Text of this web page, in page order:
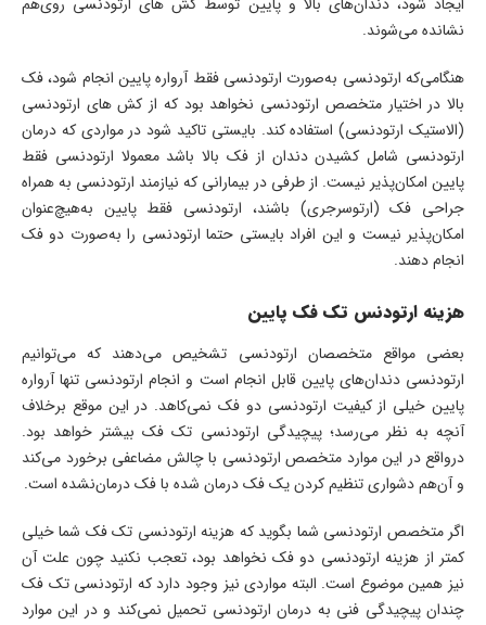
نشانده می‌شوند.
هنگامی‌که ارتودنسی به‌صورت ارتودنسی فقط آرواره پایین انجام شود، فک
بالا در اختیار متخصص ارتودنسی نخواهد بود که از کش های ارتودنسی
(الاستیک ارتودنسی) استفاده کند. بایستی تاکید شود در مواردی که درمان
ارتودنسی شامل کشیدن دندان از فک بالا باشد معمولا ارتودنسی فقط
پایین امکان‌پذیر نیست. از طرفی در بیمارانی که نیازمند ارتودنسی به همراه
جراحی فک (ارتوسرجری) باشند، ارتودنسی فقط پایین به‌هیچ‌عنوان
امکان‌پذیر نیست و این افراد بایستی حتما ارتودنسی را به‌صورت دو فک
انجام دهند.
هزینه ارتودنس تک فک پایین
بعضی مواقع متخصصان ارتودنسی تشخیص می‌دهند که می‌توانیم
ارتودنسی دندان‌های پایین قابل انجام است و انجام ارتودنسی تنها آرواره
پایین خیلی از کیفیت ارتودنسی دو فک نمی‌کاهد. در این موقع برخلاف
آنچه به نظر می‌رسد؛ پیچیدگی ارتودنسی تک فک بیشتر خواهد بود.
درواقع در این موارد متخصص ارتودنسی با چالش مضاعفی برخورد می‌کند
و آن‌هم دشواری تنظیم کردن یک فک درمان شده با فک درمان‌نشده است.
اگر متخصص ارتودنسی شما بگوید که هزینه ارتودنسی تک فک شما خیلی
کمتر از هزینه ارتودنسی دو فک نخواهد بود، تعجب نکنید چون علت آن
نیز همین موضوع است. البته مواردی نیز وجود دارد که ارتودنسی تک فک
چندان پیچیدگی فنی به درمان ارتودنسی تحمیل نمی‌کند و در این موارد